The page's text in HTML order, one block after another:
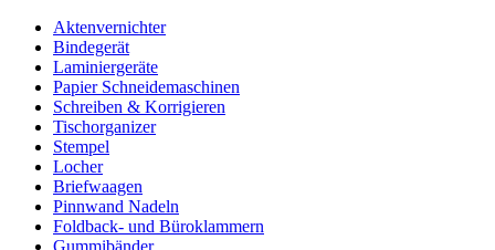
Aktenvernichter
Bindegerät
Laminiergeräte
Papier Schneidemaschinen
Schreiben & Korrigieren
Tischorganizer
Stempel
Locher
Briefwaagen
Pinnwand Nadeln
Foldback- und Büroklammern
Gummibänder